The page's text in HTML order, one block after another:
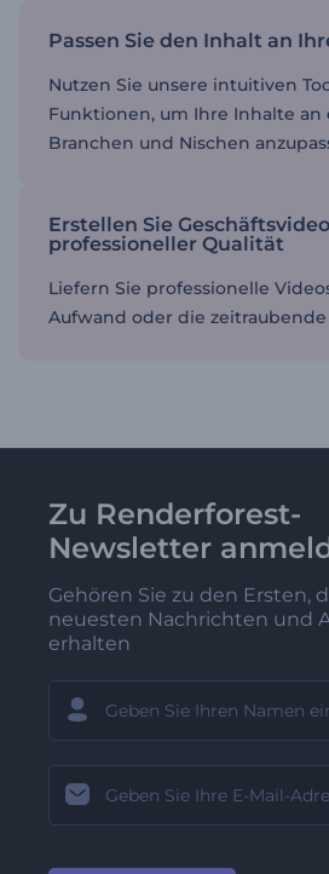
Passen Sie den Inhalt an
Nutzen Sie unsere intuitiven
Funktionen, um Ihre Inhalte an
Branchen und Nischen
Erstellen Sie
professioneller Qualität
Liefern Sie professionelle
Aufwand oder die zeitraubende
Zu Renderforest-
Newsletter
Gehören Sie zu den Ersten,
neuesten Nachrichten und
erhalten